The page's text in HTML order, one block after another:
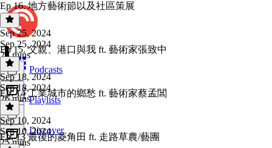
Podcasts
Playlists
Discover
Ep 16. 地方藝術節以及社區策展
Sep 25, 2024
Sep 25, 2024
28 mins
Ep 15. 父親、港口與我 ft. 藝術家張致中
Sep 18, 2024
Sep 18, 2024
26 mins
Ep. 14 工業城市的鄉愁 ft. 藝術家蔡孟閶
Sep 10, 2024
Sep 10, 2024
25 mins
Ep. 13 最後的菱角田 ft. 走路草農/藝團